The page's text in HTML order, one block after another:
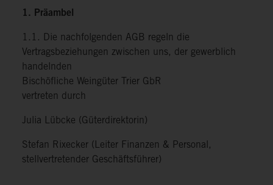
1. Präambel
1.1. Die nachfolgenden AGB regeln die
Vertragsbeziehungen zwischen uns, der gewerblich
handelnden
Bischöfliche Weingüter Trier GbR
vertreten durch
Julia Lübcke (Güterdirektorin)
Stefan Rixecker (Leiter Finanzen & Personal,
stellvertretender Geschäftsführer)